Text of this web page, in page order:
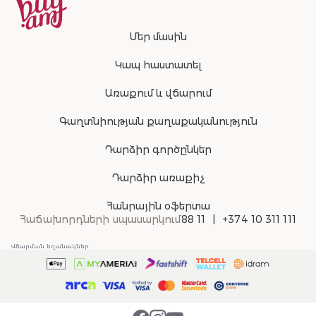
Մեր մասին
Կապ հաստատել
Առաքում և վճարում
Գաղտնիության քաղաքականություն
Դարձիր գործընկեր
Դարձիր առաքիչ
Հանրային օֆերտա
Հաճախորդների սպասարկում88 11 +374 10 311 111
Վճարման եղանակներ